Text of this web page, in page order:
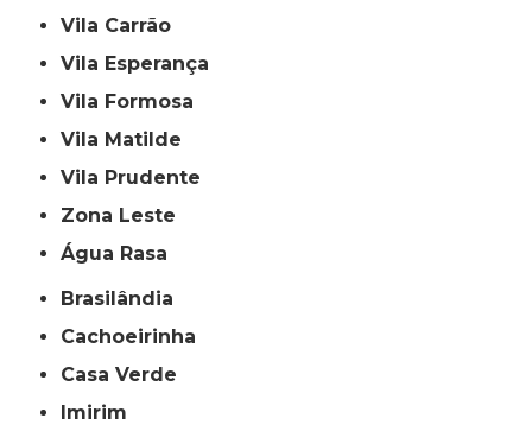
Vila Carrão
Vila Esperança
Vila Formosa
Vila Matilde
Vila Prudente
Zona Leste
Água Rasa
Brasilândia
Cachoeirinha
Casa Verde
Imirim